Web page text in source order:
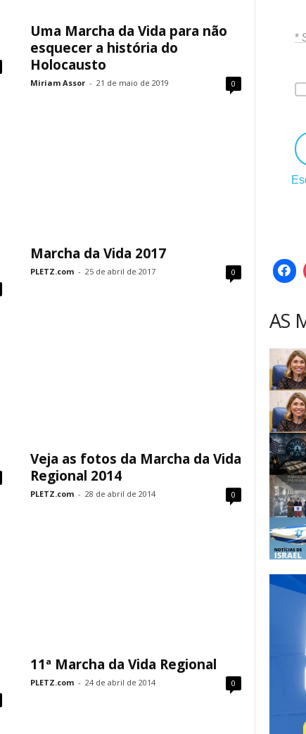
Uma Marcha da Vida para não
esquecer a história do
Holocausto
Miriam Assor - 21 de maio de 2019 0
Marcha da Vida 2017
PLETZ.com - 25 de abril de 2017 0
Veja as fotos da Marcha da Vida
Regional 2014
PLETZ.com - 28 de abril de 2014 0
11ª Marcha da Vida Regional
PLETZ.com - 24 de abril de 2014 0
*
AS